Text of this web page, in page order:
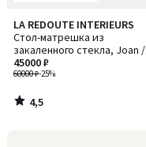
LA REDOUTE INTERIEURS
Стол-матрешка из
закаленного стекла, Joan /
Джоан
60000 ₽-25%
45000 ₽
4,5
/ 5
4,5
/